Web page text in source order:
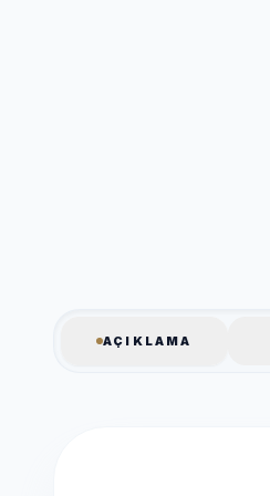
AÇIKLAMA